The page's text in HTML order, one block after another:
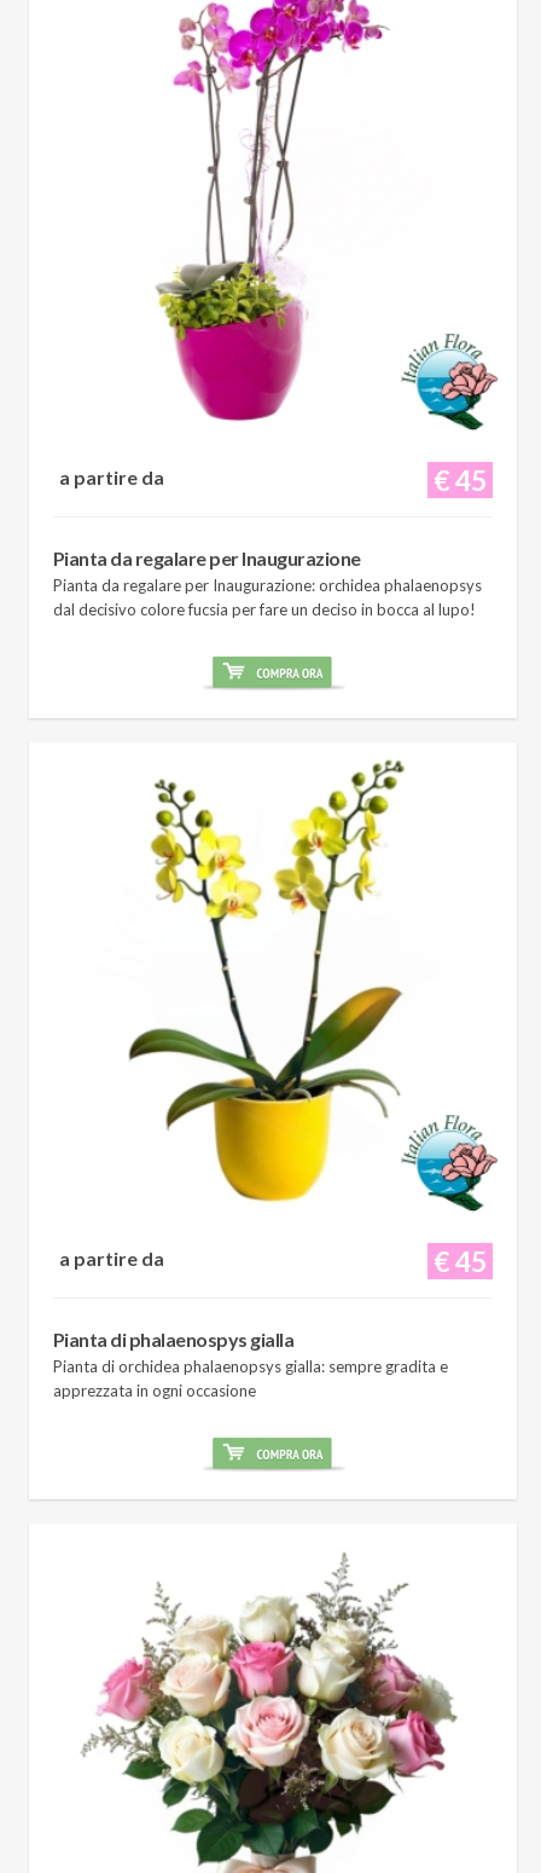
€ 45
a partire da
Pianta da regalare per Inaugurazione
Pianta da regalare per Inaugurazione: orchidea phalaenopsys
dal decisivo colore fucsia per fare un deciso in bocca al lupo!
€ 45
a partire da
Pianta di phalaenospys gialla
Pianta di orchidea phalaenopsys gialla: sempre gradita e
apprezzata in ogni occasione